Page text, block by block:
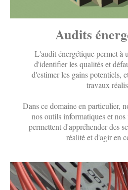
Audits
L'audit énergétique permet à
d'identifier les qualités et
d'estimer les gains potentiels,
travaux
Dans ce domaine en particulier,
nos outils informatiques et
permettent d'appréhender des
réalité et d'agir en